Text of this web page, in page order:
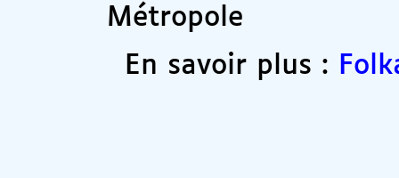
Métropole
En savoir plus :